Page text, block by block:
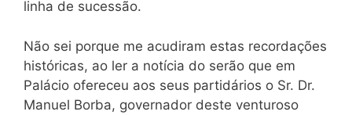
linha de sucessão.
Não sei porque me acudiram estas recordações
históricas, ao ler a notícia do serão que em
Palácio ofereceu aos seus partidários o Sr. Dr.
Manuel Borba, governador deste venturoso